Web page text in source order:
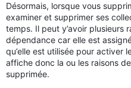
Désormais, lorsque vous
examiner et supprimer ses
temps. Il peut y’avoir plusieurs
dépendance car elle est
qu’elle est utilisée pour activer
affiche donc la ou les raisons
supprimée.